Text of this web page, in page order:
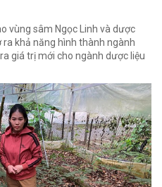
vùng sâm Ngọc Linh và dược
ra khả năng hình thành ngành
giá trị mới cho ngành dược liệu